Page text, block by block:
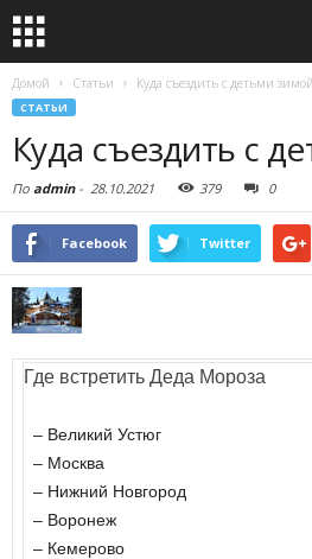
Домой Статьи Куда съездить с детьми зимой
СТАТЬИ
Куда съездить с
По admin- 28.10.2021 379 0
Facebook Twitter
Где встретить Деда Мороза
– Великий Устюг
– Москва
– Нижний Новгород
– Воронеж
– Кемерово